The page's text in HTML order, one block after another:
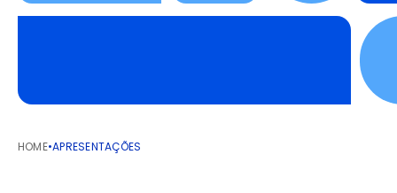
HOME•APRESENTAÇÕES